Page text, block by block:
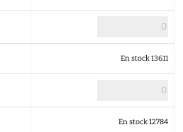
En stock 13611
En stock 12784